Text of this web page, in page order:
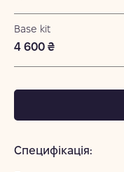
Base kit
4 600 ₴
Специфікація: